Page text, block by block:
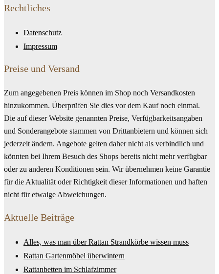
Rechtliches
Datenschutz
Impressum
Preise und Versand
Zum angegebenen Preis können im Shop noch Versandkosten
hinzukommen. Überprüfen Sie dies vor dem Kauf noch einmal.
Die auf dieser Website genannten Preise, Verfügbarkeitsangaben
und Sonderangebote stammen von Drittanbietern und können sich
jederzeit ändern. Angebote gelten daher nicht als verbindlich und
könnten bei Ihrem Besuch des Shops bereits nicht mehr verfügbar
oder zu anderen Konditionen sein. Wir übernehmen keine Garantie
für die Aktualität oder Richtigkeit dieser Informationen und haften
nicht für etwaige Abweichungen.
Aktuelle Beiträge
Alles, was man über Rattan Strandkörbe wissen muss
Rattan Gartenmöbel überwintern
Rattanbetten im Schlafzimmer